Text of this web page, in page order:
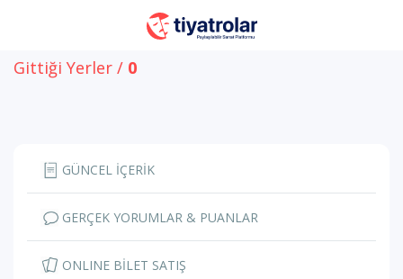
Gittiği Yerler / 0
GÜNCEL İÇERİK
GERÇEK YORUMLAR & PUANLAR
ONLINE BİLET SATIŞ